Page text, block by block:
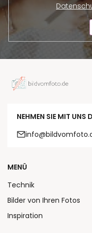
NEHMEN SIE MIT UNS
MENÜ
Technik
Bilder von Ihren Fotos
Inspiration